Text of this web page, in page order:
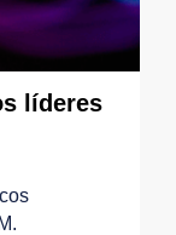
líderes